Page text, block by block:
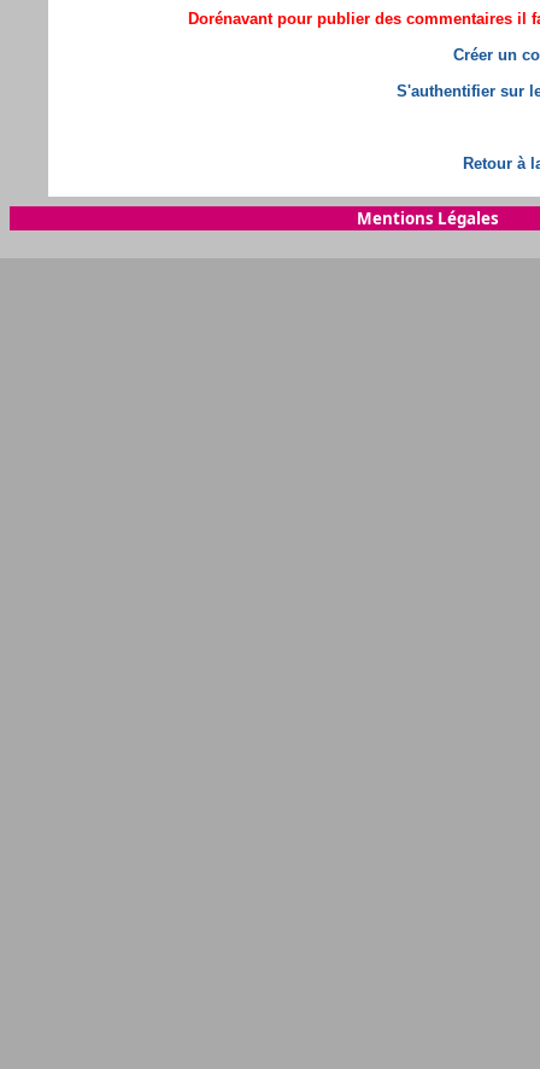
Dorénavant pour publier des commentaires il
Créer un
S'authentifier sur
Retour à
Mentions Légales